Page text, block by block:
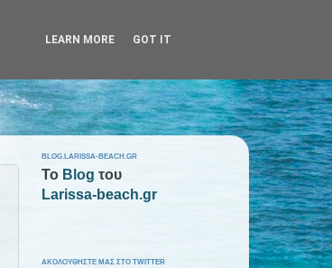
BLOG.LARISSA-BEACH.GR
To Blog του
Larissa-beach.gr
ΑΚΟΛΟΥΘΗΣΤΕ ΜΑΣ ΣΤΟ TWITTER
LEARN MORE GOT IT